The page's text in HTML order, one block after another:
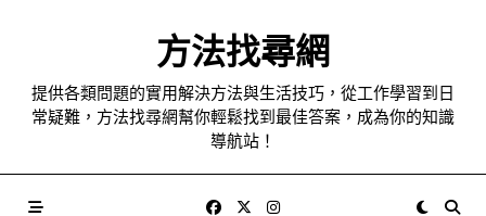
方法找尋網
提供各類問題的實用解決方法與生活技巧，從工作學習到日
常疑難，方法找尋網幫你輕鬆找到最佳答案，成為你的知識
導航站！